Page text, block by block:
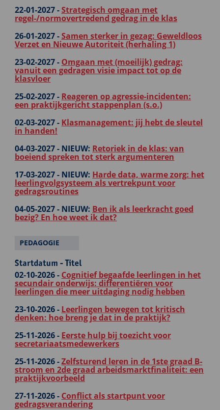
22-01-2027 -Strategisch omgaan met
regel-/normovertredend gedrag in de klas
26-01-2027 -Samen sterker in gezag: Geweldloos
Verzet en Nieuwe Autoriteit (herhaling 1)
23-02-2027 - Omgaan met (moeilijk) gedrag:
vanuit een gedragen visie impact tot op de
klasvloer
25-02-2027 - Reageren op agressie-incidenten:
een praktijkgericht stappenplan (s.o.)
02-03-2027 - Klasmanagement: jij hebt de sleutel
in handen!
04-03-2027 - NIEUW: Retoriek in de klas: van
boeiend spreken tot sterk argumenteren
17-03-2027 - NIEUW: Harde data, warme zorg: het
leerlingvolgsysteem als vertrekpunt voor
gedragsroutines
04-05-2027 - NIEUW: Ben ik als leerkracht goed
bezig? En hoe weet ik dat?
PEDAGOGIE
Startdatum - Titel
02-10-2026 - Cognitief begaafde leerlingen in het
secundair onderwijs: differentiëren voor
leerlingen die meer uitdaging nodig hebben
23-10-2026 - Leerlingen bewegen tot kritisch
denken: hoe breng je dat in de praktijk?
25-11-2026 - Eerste hulp bij toezicht voor
secretariaatsmedewerkers
25-11-2026 -Zelfsturend leren in de 1ste graad B-
stroom en 2de graad arbeidsmarktfinaliteit: een
praktijkvoorbeeld
27-11-2026 - Conflict als startpunt voor
gedragsverandering